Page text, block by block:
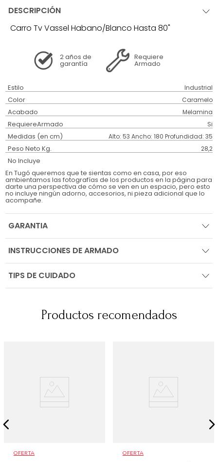
DESCRIPCIÓN
Carro Tv Vassel Habano/Blanco Hasta 80"
2 años de
garantía
Requiere
Armado
Estilo Industrial
Color Caramelo
Acabado Melamina
RequiereArmado Si
Medidas (en cm) Alto: 53 Ancho: 180 Profundidad: 35
Peso Neto Kg. 28,2
No Incluye
En Tugó queremos que te sientas como en casa, por eso
ambientamos las fotografías de los productos en la página para
darte una perspectiva de cómo se ven en un espacio, pero esto
no incluye ningún adorno, accesorios, ni pieza adicional que lo
acompañe.
GARANTIA
INSTRUCCIONES DE ARMADO
TIPS DE CUIDADO
Productos recomendados
OFERTA OFERTA